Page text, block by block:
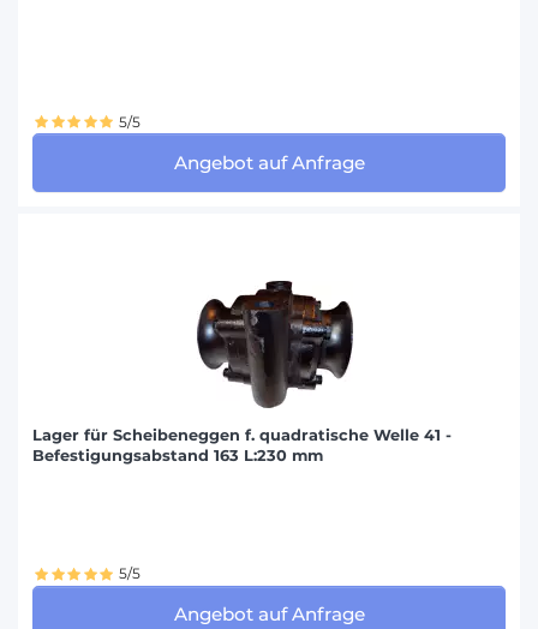
5/5
Angebot auf Anfrage
Lager für Scheibeneggen f. quadratische Welle 41 -
Befestigungsabstand 163 L:230 mm
5/5
Angebot auf Anfrage